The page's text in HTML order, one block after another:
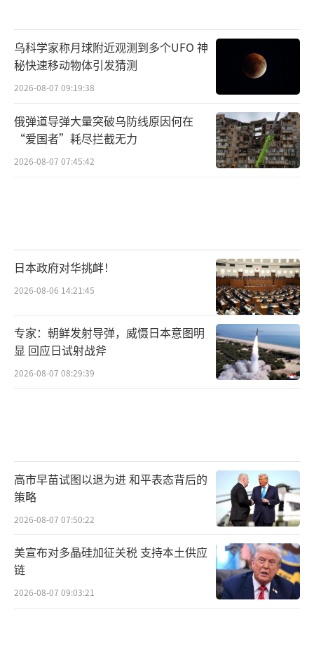
乌科学家称月球附近观测到多个UFO 神
秘快速移动物体引发猜测
2026-08-07 09:19:38
俄弹道导弹大量突破乌防线原因何在
“爱国者”耗尽拦截无力
2026-08-07 07:45:42
日本政府对华挑衅！
2026-08-06 14:21:45
专家：朝鲜发射导弹，威慑日本意图明
显 回应日试射战斧
2026-08-07 08:29:39
高市早苗试图以退为进 和平表态背后的
策略
2026-08-07 07:50:22
美宣布对多晶硅加征关税 支持本土供应
链
2026-08-07 09:03:21